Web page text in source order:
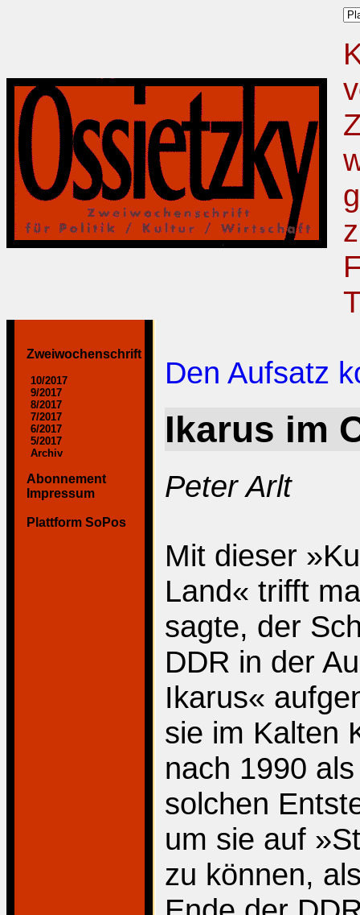
Zweiwochenschrift
10/2017
9/2017
8/2017
7/2017
6/2017
5/2017
Archiv
Abonnement
Impressum
Plattform SoPos
Den Aufsatz
Ikarus im
Peter Arlt
Mit dieser
Land« trifft
sagte, der
DDR in der
Ikarus«
sie im Kalten
nach 1990
solchen
um sie auf
zu können,